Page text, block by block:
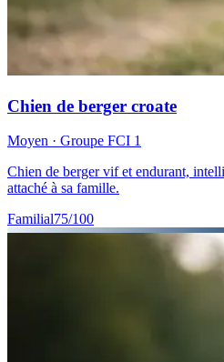
Chien de berger croate
Moyen · Groupe FCI 1
Chien de berger vif et endurant,
attaché à sa famille.
Familial75/100